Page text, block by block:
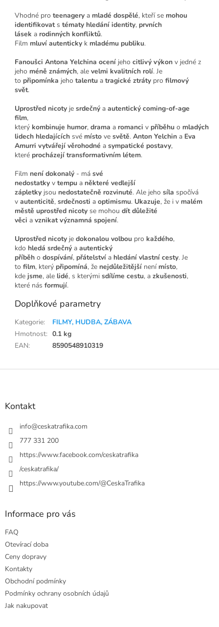
Vhodné pro teenagery a mladé dospělé, kteří se mohou
identifikovat s tématy hledání identity, prvních
lásek a rodinných konfliktů.
Film mluví autenticky k mladému publiku.
Fanoušci Antona Yelchina ocení jeho citlivý výkon v jedné z
jeho méně známých, ale velmi kvalitních rolí. Je
to připomínka jeho talentu a tragické ztráty pro filmový
svět.
Uprostřed nicoty je srdečný a autentický coming-of-age
film,
který kombinuje humor, drama a romanci v příběhu o mladých
lidech hledajících své místo ve světě. Anton Yelchin a Eva
Amurri vytvářejí věrohodné a sympatické postavy,
které procházejí transformativním létem.
Film není dokonalý - má své
nedostatky v tempu a některé vedlejší
zápletky jsou nedostatečně rozvinuté. Ale jeho síla spočívá
v autenticitě, srdečnosti a optimismu. Ukazuje, že i v malém
městě uprostřed nicoty se mohou dít důležité
věci a vznikat významná spojení.
Uprostřed nicoty je dokonalou volbou pro každého,
kdo hledá srdečný a autentický
příběh o dospívání, přátelství a hledání vlastní cesty. Je
to film, který připomíná, že nejdůležitější není místo,
kde jsme, ale lidé, s kterými sdílíme cestu, a zkušenosti,
které nás formují.
Doplňkové parametry
Kategorie:
FILMY, HUDBA, ZÁBAVA
Hmotnost: 0.1 kg
EAN: 8590548910319
Z
Kontakt
info@ceskatrafika.com
777 331 200
https://www.facebook.com/ceskatrafika
/ceskatrafika/
https://www.youtube.com/@CeskaTrafika
Informace pro vás
FAQ
Otevírací doba
Ceny dopravy
Kontakty
Obchodní podmínky
Podmínky ochrany osobních údajů
Jak nakupovat